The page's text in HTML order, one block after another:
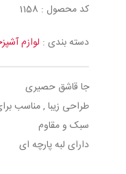
کد محصول : 1158
دسته بندی : لوازم
جا قاشق حصیری
طراحی زیبا , مناسب
سبک و مقاوم
دارای لبه پارچه ای